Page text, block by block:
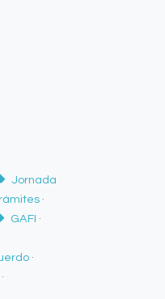
Jornada
·
GAFI ·
·
·